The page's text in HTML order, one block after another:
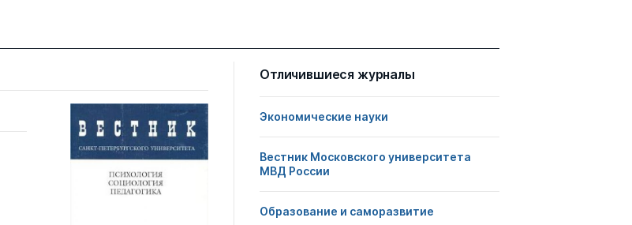
Отличившиеся журналы
Экономические науки
Вестник Московского университета
МВД России
Образование и саморазвитие